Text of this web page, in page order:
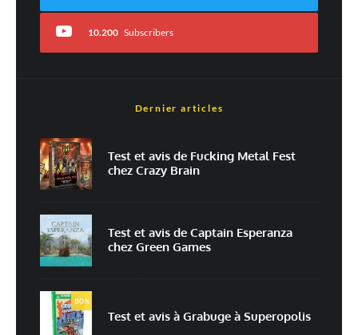
E-mail*
Enregistrer mon nom, mon e-mail et mon site dans le navigateur pour
mon prochain commentaire.
Prévenez-moi de tous les nouveaux commentaires par e-mail.
10.200 Subscribers
Dernier articles
Test et avis de Fucking Metal Fest
chez Crazy Brain
Test et avis de Captain Esperanza
chez Green Games
80%
Test et avis à Grabuge à Superopolis